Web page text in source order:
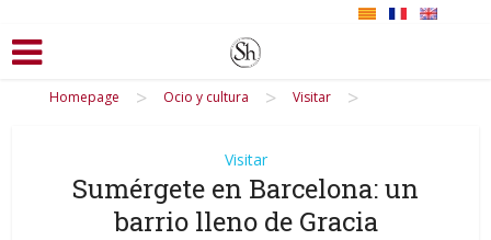
Homepage > Ocio y cultura > Visitar >
Visitar
Sumérgete en Barcelona: un
barrio lleno de Gracia